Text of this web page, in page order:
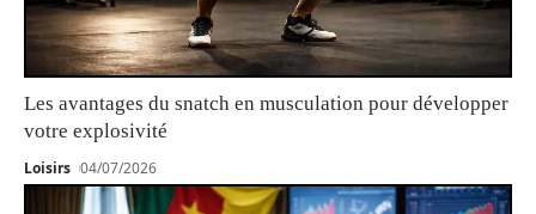
Les avantages du snatch en musculation pour développer
votre explosivité
Loisirs 04/07/2026